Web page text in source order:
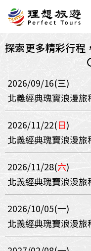
探索更多精彩行程
2026/09/16(三)
北義經典瑰寶浪漫旅
2026/11/22(日)
北義經典瑰寶浪漫旅
2026/11/28(六)
北義經典瑰寶浪漫旅
2026/10/05(一)
北義經典瑰寶浪漫旅